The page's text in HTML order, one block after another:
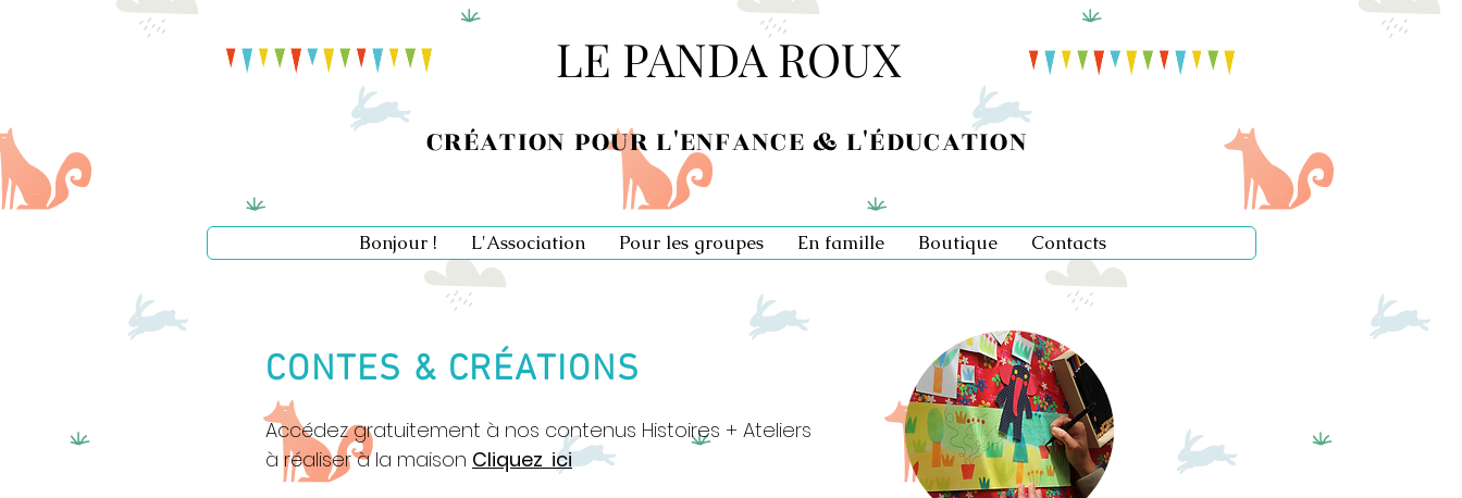
LE PANDA ROUX
CRÉATION POUR L'ENFANCE & L'ÉDUCATION
CONTES & CRÉATIONS
Accédez gratuitement à nos contenus Histoires + Ateliers
à réaliserà la maison Cliquez ici
Bonjour ! L'Association Pour les groupes En famille Boutique Contacts